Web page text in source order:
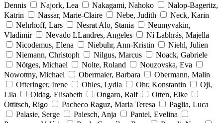
Dennis
Najork, Lea Nakagami, Nahoko
Nalop-Bageritz,
Katrin
Nassar, Marie-Claire Nebe, Judith
Neck, Karin
Nehrhoff, Lars
Nesrat Alo, Stania
Neumyvakin,
Vladimir
Nevado LLandres, Angeles
Ní Labhrás, Majella
Nicodemus, Elena
Niebuhr, Ann-Kristin
Niehl, Julien
Niemann, Christoph
Nilgus, Marcus
Noack, Gabriele
Nötges, Michael
Nolte, Roland
Nouzovska, Eva
Nowottny, Michael
Obermaier, Barbara
Obermann, Malin
Ofteringer, Irene
Ohles, Lydia Ohr, Konstantin
Oji,
Lila
Oldag, Elisabeth Ongaro, Ralf
Otten, Elke
Ottitsch, Rigo
Pacheco Raguz, Maria Teresa
Paglia, Luca
Palasie, Serge
Palesch, Anja
Pantel, Evelina